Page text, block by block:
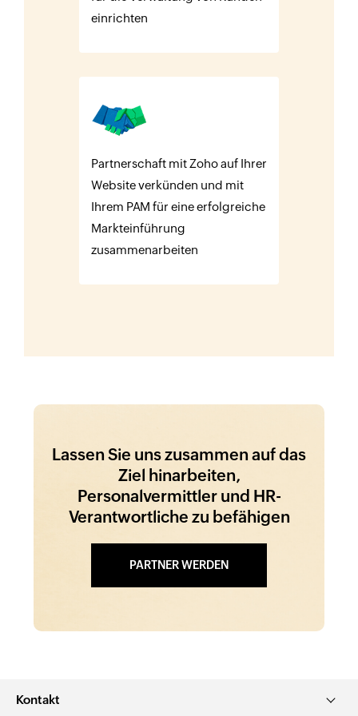
einrichten
Partnerschaft mit Zoho auf Ihrer
Website verkünden und mit
Ihrem PAM für eine erfolgreiche
Markteinführung
zusammenarbeiten
Lassen Sie uns zusammen auf das
Ziel hinarbeiten,
Personalvermittler und HR-
Verantwortliche zu befähigen
PARTNER WERDEN
Kontakt